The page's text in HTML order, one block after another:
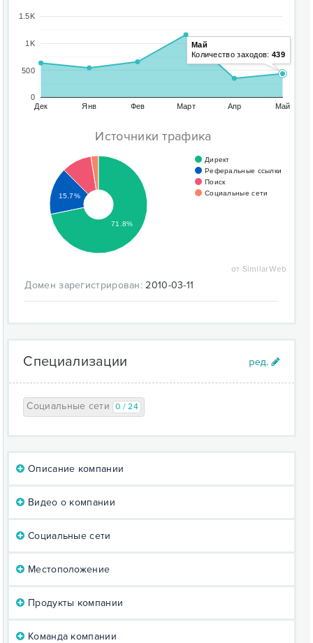
Дек Янв Фев Март Апр Май
0
500
1K
1.5K
Май
Количество заходов: 439
Источники трафика
Директ
Реферальные ссылки
Поиск
Социальные сети
15.7%
71.8%
от SimilarWeb
Домен зарегистрирован: 2010-03-11
Специализации
Социальные сети 0 / 24
Описание компании
Видео о компании
Социальные сети
Местоположение
Продукты компании
Команда компании